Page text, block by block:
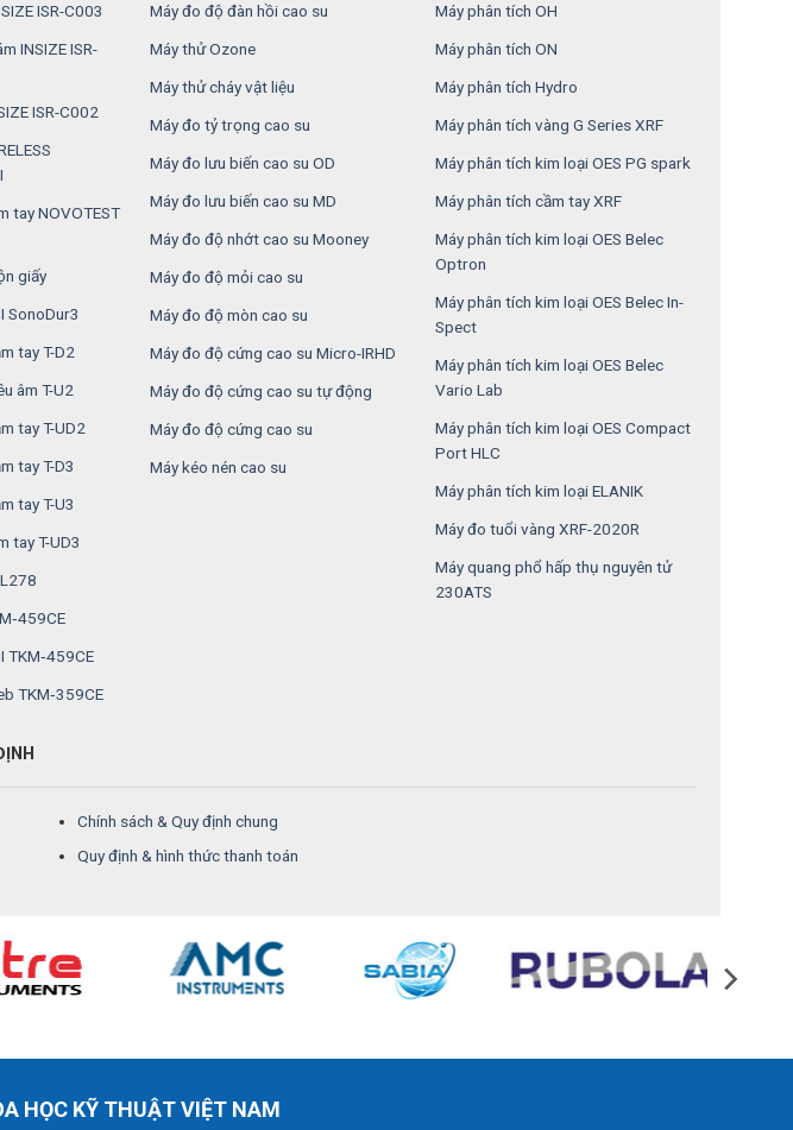
ISR-C003
INSIZE ISR-
ISR-C002
tay NOVOTEST
giấy
SonoDur3
tay T-D2
âm T-U2
tay T-UD2
tay T-D3
tay T-U3
tay T-UD3
TKM‑459CE
TKM‑359CE
Máy đo độ đàn hồi cao su
Máy thử Ozone
Máy thử cháy vật liệu
Máy đo tỷ trọng cao su
Máy đo lưu biến cao su OD
Máy đo lưu biến cao su MD
Máy đo độ nhớt cao su Mooney
Máy đo độ mỏi cao su
Máy đo độ mòn cao su
Máy đo độ cứng cao su Micro-IRHD
Máy đo độ cứng cao su tự động
Máy đo độ cứng cao su
Máy kéo nén cao su
Máy phân tích OH
Máy phân tích ON
Máy phân tích Hydro
Máy phân tích vàng G Series XRF
Máy phân tích kim loại OES PG spark
Máy phân tích cầm tay XRF
Máy phân tích kim loại OES Belec
Optron
Máy phân tích kim loại OES Belec In-
Spect
Máy phân tích kim loại OES Belec
Vario Lab
Máy phân tích kim loại OES Compact
Port HLC
Máy phân tích kim loại ELANIK
Máy đo tuổi vàng XRF-2020R
Máy quang phổ hấp thụ nguyên tử
230ATS
Chính sách & Quy định chung
Quy định & hình thức thanh toán
HỌC KỸ THUẬT VIỆT NAM